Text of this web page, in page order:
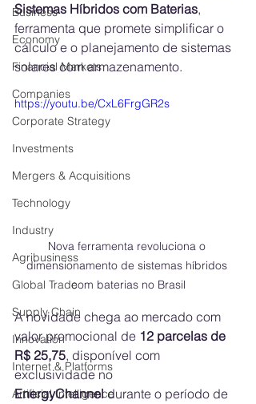
Business
Economy
Financial Markets
Companies
Corporate Strategy
Investments
Mergers & Acquisitions
Technology
Industry
Agribusiness
Global Trade
Supply Chain
Innovation
Internet & Platforms
Artificial Intelligence
Sistemas Híbridos com Baterias,
ferramenta que promete simplificar o
cálculo e o planejamento de sistemas
solares com armazenamento.
https://youtu.be/CxL6FrgGR2s
Nova ferramenta revoluciona o
dimensionamento de sistemas híbridos
com baterias no Brasil
A novidade chega ao mercado com
valor promocional de 12 parcelas de
R$ 25,75, disponível com
exclusividade no
EnergyChannel durante o período de